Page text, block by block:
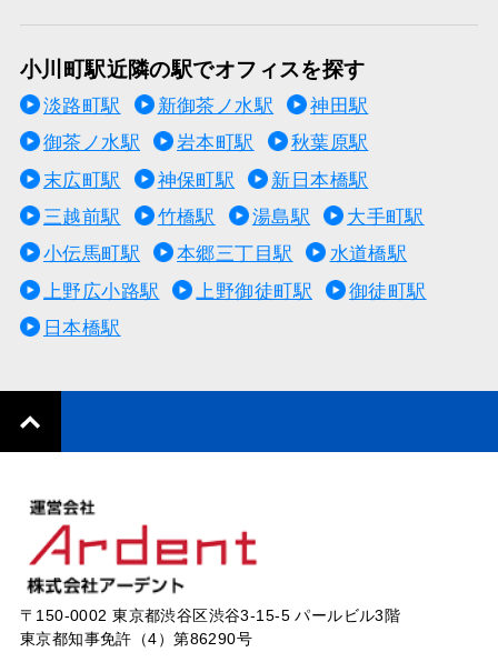
小川町駅近隣の駅でオフィスを探す
淡路町駅 新御茶ノ水駅
神田駅
御茶ノ水駅
岩本町駅
秋葉原駅
末広町駅
神保町駅
新日本橋駅
三越前駅
竹橋駅 湯島駅
大手町駅
小伝馬町駅
本郷三丁目駅
水道橋駅
上野広小路駅
上野御徒町駅
御徒町駅
日本橋駅
〒150-0002 東京都渋谷区渋谷3-15-5 パールビル3階
東京都知事免許（4）第86290号